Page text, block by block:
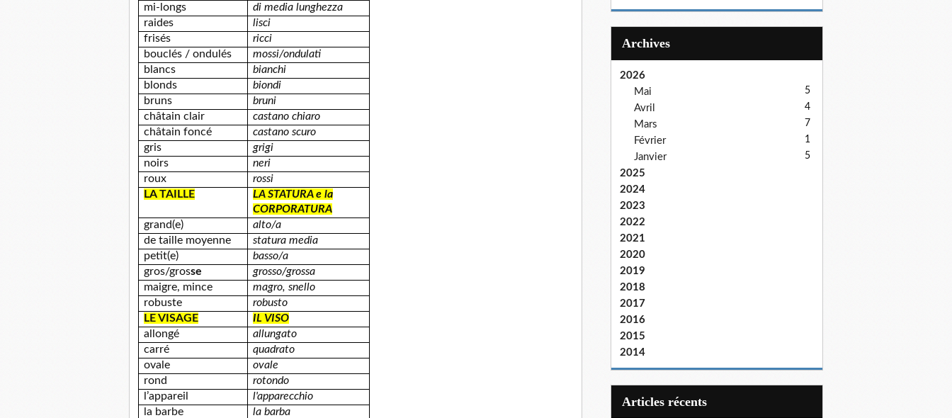
mi-longs
di media lunghezza
raides
lisci
frisés
ricci
bouclés / ondulés
mossi/ondulati
blancs
bianchi
blonds
biondi
bruns
bruni
châtain clair
castano chiaro
châtain foncé
castano scuro
gris
grigi
noirs
neri
roux
rossi
LA TAILLE
LA STATURA e la
CORPORATURA
grand(e)
alto/a
de taille moyenne
statura media
petit(e)
basso/a
gros/grosse
grosso/grossa
maigre, mince
magro, snello
robuste
robusto
LE VISAGE
IL VISO
allongé
allungato
carré
quadrato
ovale
ovale
rond
rotondo
l’appareil
l'apparecchio
la barbe
la barba
Archives
2026
Mai
5
Avril 4
Mars 7
Février 1
Janvier 5
2025
2024
2023
2022
2021
2020
2019
2018
2017
2016
2015
2014
articles récents